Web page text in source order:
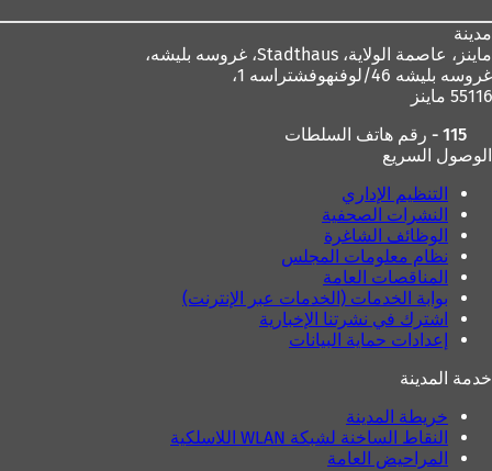
مدينة
ماينز، عاصمة الولاية،
غروسه بليشه 46/لوفنهوفشتراسه 1،
55116 ماينز
115 - رقم هاتف السلطات
الوصول السريع
التنظيم الإداري
النشرات الصحفية
الوظائف الشاغرة
نظام معلومات المجلس
المناقصات العامة
بوابة الخدمات (الخدمات عبر الإنترنت)
اشترك في نشرتنا الإخبارية
إعدادات حماية البيانات
خدمة المدينة
خريطة المدينة
النقاط الساخنة لشبكة WLAN اللاسلكية
المراحيض العامة